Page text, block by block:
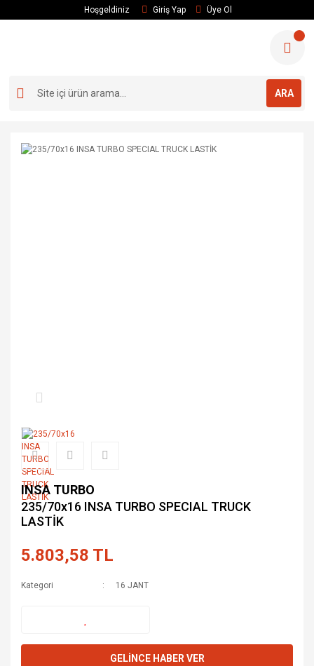
Hoşgeldiniz Giriş Yap Üye Ol
ARA
INSA TURBO
235/70x16 INSA TURBO SPECIAL TRUCK
LASTİK
5.803,58 TL
Kategori 16 JANT
GELİNCE HABER VER